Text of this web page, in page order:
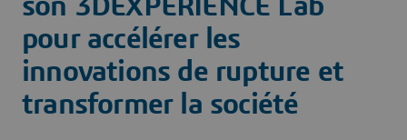
son 3DEXPERIENCE Lab
pour accélérer les
innovations de rupture et
transformer la société